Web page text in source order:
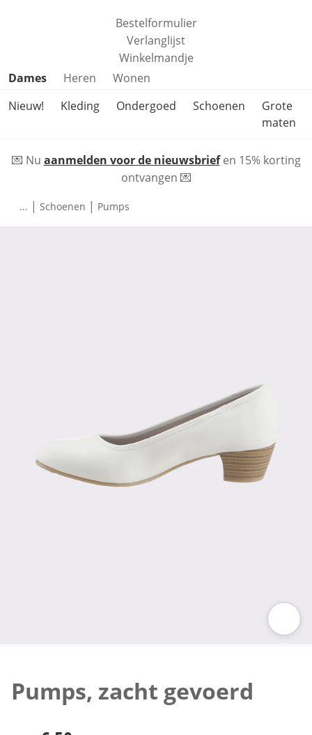
Bestelformulier
Verlanglijst
Winkelmandje
Productcategorieën overslaan
Dames Heren
Wonen
Nieuw!
Kleding Ondergoed Schoenen
Grote
maten
💌 Nu aanmelden voor de nieuwsbriefen 15% korting
ontvangen 💌
... | Schoenen | Pumps
Pumps, zacht gevoerd